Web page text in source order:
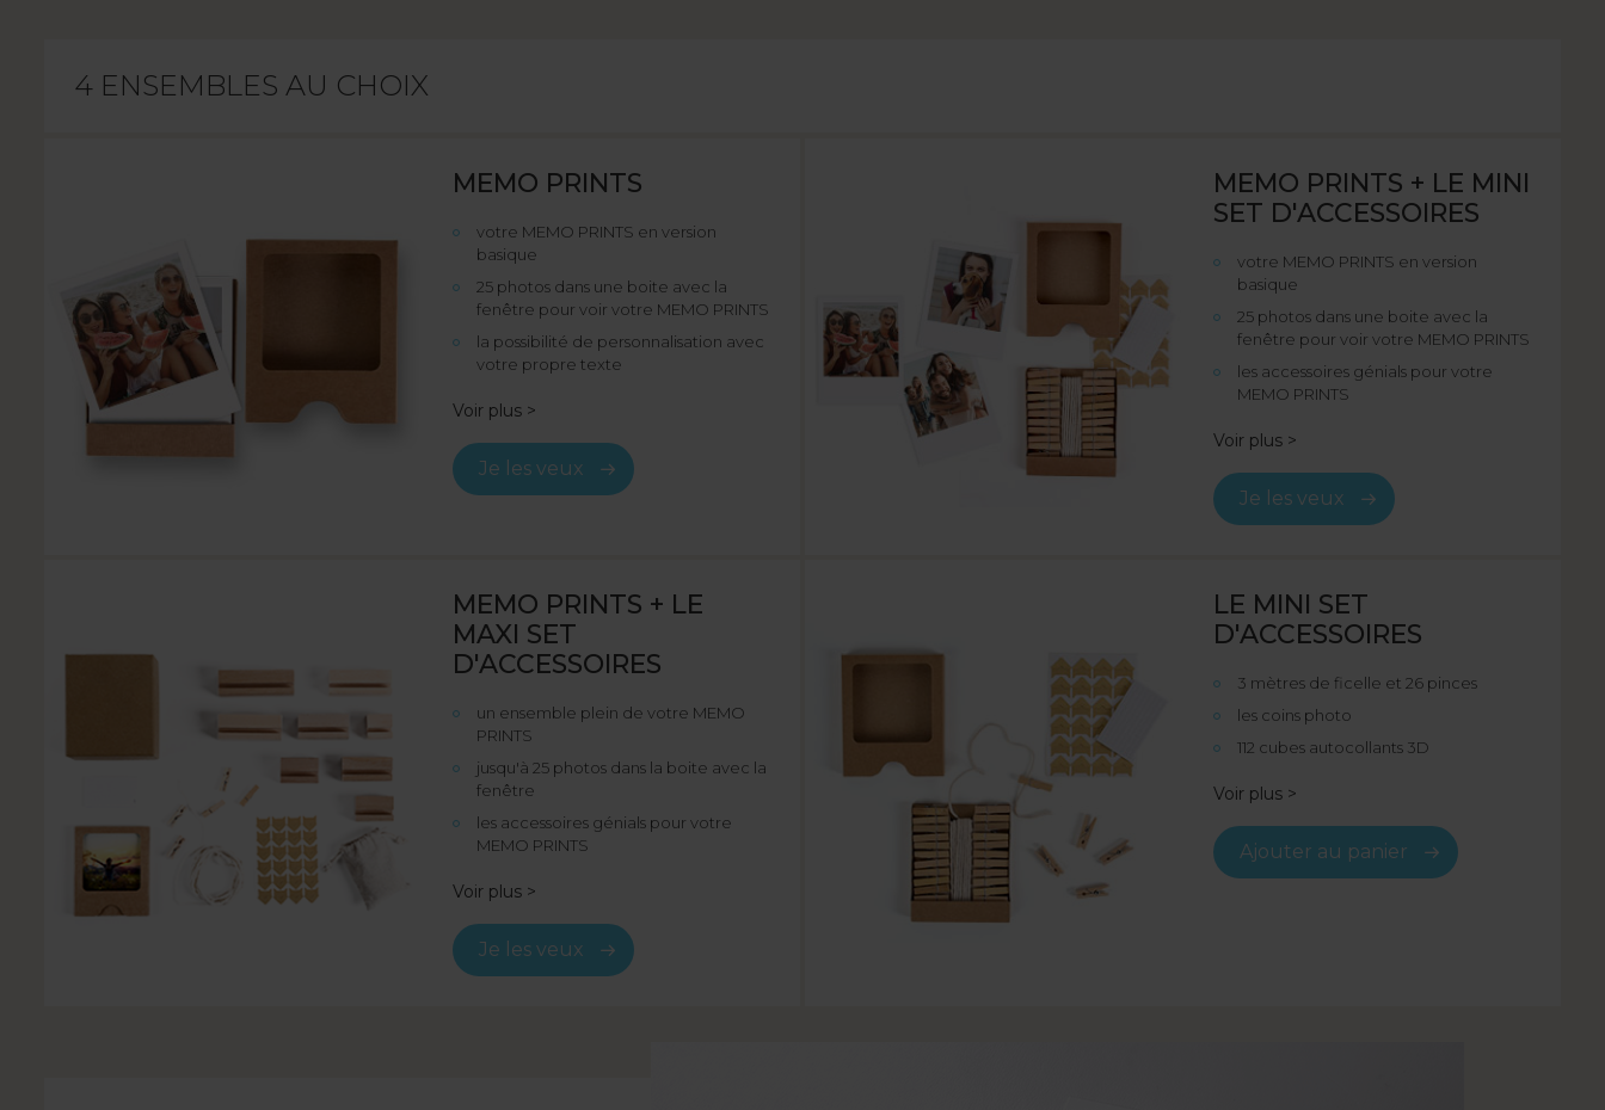
4 ENSEMBLES AU CHOIX
MEMO PRINTS
votre MEMO PRINTS en version
basique
25 photos dans une boite avec la
fenêtre pour voir votre MEMO PRINTS
la possibilité de personnalisation avec
votre propre texte
Voir plus >
Je les veux
MEMO PRINTS + LE MINI
SET D'ACCESSOIRES
votre MEMO PRINTS en version
basique
25 photos dans une boite avec la
fenêtre pour voir votre MEMO PRINTS
les accessoires génials pour votre
MEMO PRINTS
Voir plus >
Je les veux
MEMO PRINTS + LE
MAXI SET
D'ACCESSOIRES
un ensemble plein de votre MEMO
PRINTS
jusqu'à 25 photos dans la boite avec la
fenêtre
les accessoires génials pour votre
MEMO PRINTS
Voir plus >
Je les veux
LE MINI SET
D'ACCESSOIRES
3 mètres de ficelle et 26 pinces
les coins photo
112 cubes autocollants 3D
Voir plus >
Ajouter au panier